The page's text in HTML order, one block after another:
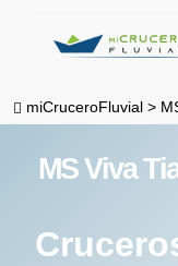
contentmiCruceroFluvial >
MS Viva